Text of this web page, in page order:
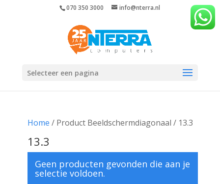
070 350 3000 info@nterra.nl
Selecteer een pagina
Home / Product Beeldschermdiagonaal / 13.3
13.3
Geen producten gevonden die aan je
selectie voldoen.